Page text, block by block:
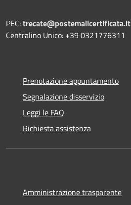
PEC:trecate@postemailcertificata.it
Centralino Unico: +39 0321776311
Prenotazione appuntamento
Segnalazione disservizio
Leggi le FAQ
Richiesta assistenza
Amministrazione trasparente